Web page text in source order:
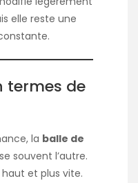
elle reste une
termes de
la balle de
souvent l’autre.
et plus vite.